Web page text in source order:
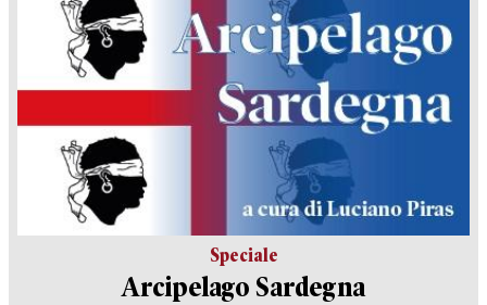
Speciale
Arcipelago Sardegna